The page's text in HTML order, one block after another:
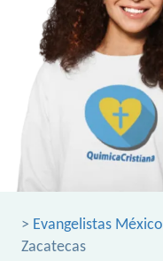
> Evangelistas México
Zacatecas